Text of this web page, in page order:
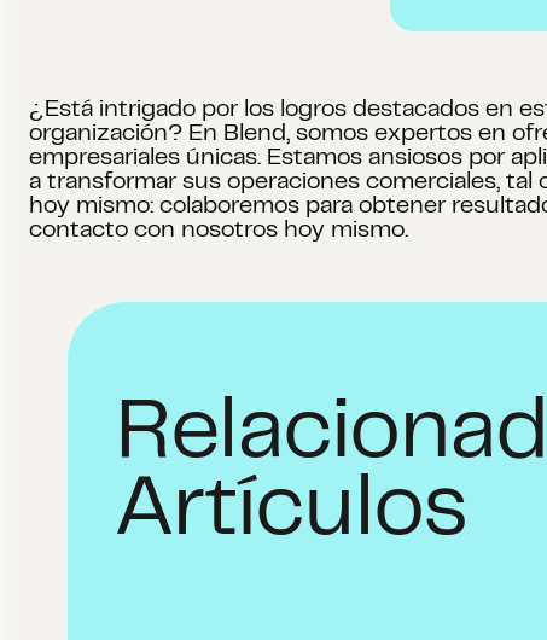
¿Está intrigado por los logros destacados en
organización? En Blend, somos expertos en
empresariales únicas. Estamos ansiosos por
a transformar sus operaciones comerciales,
hoy mismo: colaboremos para obtener
contacto con nosotros hoy mismo.
Artículos